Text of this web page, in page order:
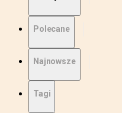
Polecane
Najnowsze
Tagi